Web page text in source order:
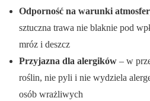
Odporność na warunki
sztuczna trawa nie blaknie pod
mróz i deszcz
Przyjazna dla alergików – w
roślin, nie pyli i nie wydziela
osób wrażliwych